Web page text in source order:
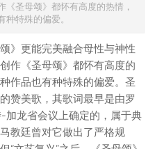
圣母颂》都怀有高度的热情，
特殊的偏爱。
》更能完美融合母性与神性
作《圣母颂》都怀有高度的
作品也有种特殊的偏爱。圣
赞美歌，其歌词最早是由罗
加龙省会议上确定的，属于典
教廷曾对它做出了严格规